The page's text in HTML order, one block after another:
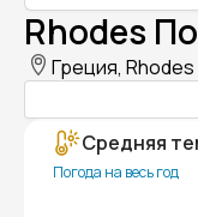
Rhodes
Греция, Rhodes
Средняя
Погода на весь год